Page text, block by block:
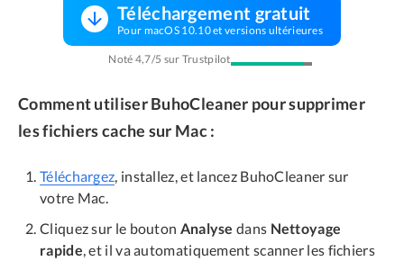
Téléchargement gratuit
Pour macOS 10.10 et versions ultérieures
Noté 4,7/5 sur Trustpilot
Comment utiliser BuhoCleaner pour supprimer
les fichiers cache sur Mac :
Téléchargez, installez, et lancez BuhoCleaner sur
votre Mac.
Cliquez sur le bouton Analyse dans Nettoyage
rapide, et il va automatiquement scanner les fichiers